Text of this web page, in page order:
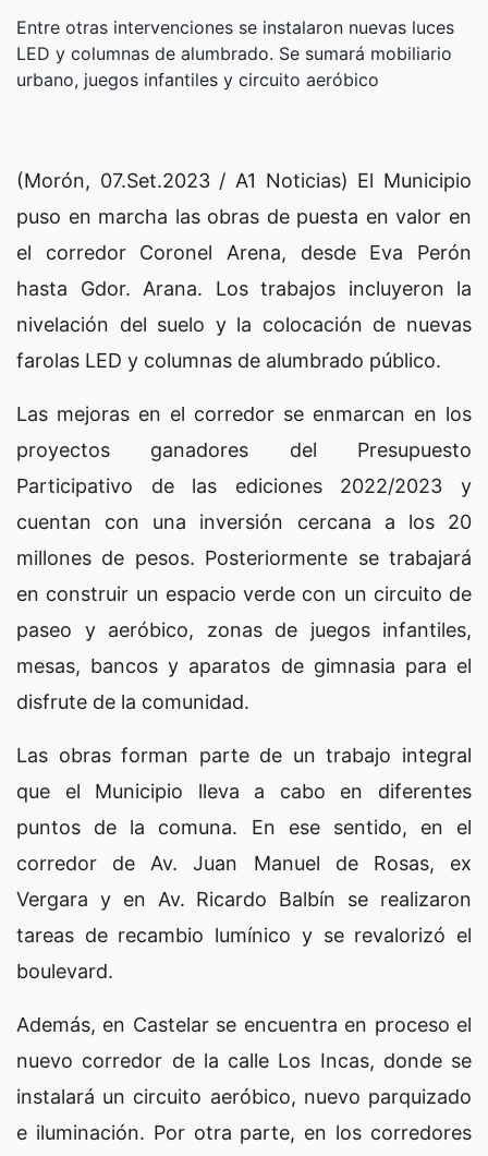
Entre otras intervenciones se instalaron nuevas luces
LED y columnas de alumbrado. Se sumará mobiliario
urbano, juegos infantiles y circuito aeróbico
(Morón, 07.Set.2023 / A1 Noticias) El Municipio
puso en marcha las obras de puesta en valor en
el corredor Coronel Arena, desde Eva Perón
hasta Gdor. Arana. Los trabajos incluyeron la
nivelación del suelo y la colocación de nuevas
farolas LED y columnas de alumbrado público.
Las mejoras en el corredor se enmarcan en los
proyectos ganadores del Presupuesto
Participativo de las ediciones 2022/2023 y
cuentan con una inversión cercana a los 20
millones de pesos. Posteriormente se trabajará
en construir un espacio verde con un circuito de
paseo y aeróbico, zonas de juegos infantiles,
mesas, bancos y aparatos de gimnasia para el
disfrute de la comunidad.
Las obras forman parte de un trabajo integral
que el Municipio lleva a cabo en diferentes
puntos de la comuna. En ese sentido, en el
corredor de Av. Juan Manuel de Rosas, ex
Vergara y en Av. Ricardo Balbín se realizaron
tareas de recambio lumínico y se revalorizó el
boulevard.
Además, en Castelar se encuentra en proceso el
nuevo corredor de la calle Los Incas, donde se
instalará un circuito aeróbico, nuevo parquizado
e iluminación. Por otra parte, en los corredores